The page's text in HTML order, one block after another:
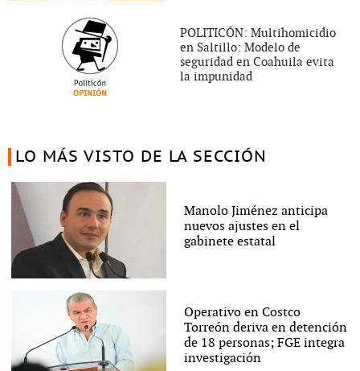
POLITICÓN: Multihomicidio
en Saltillo: Modelo de
seguridad en Coahuila evita
la impunidad
LO MÁS VISTO DE LA SECCIÓN
Manolo Jiménez anticipa
nuevos ajustes en el
gabinete estatal
Operativo en Costco
Torreón deriva en detención
de 18 personas; FGE integra
investigación